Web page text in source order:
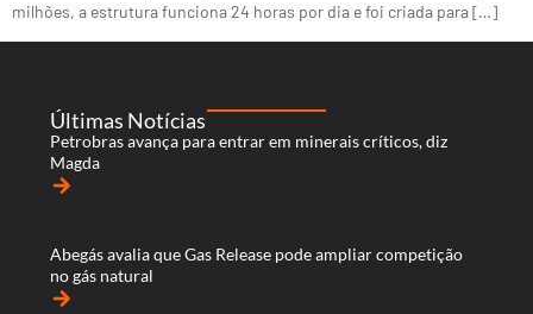
milhões, a estrutura funciona 24 horas por dia e foi criada para […]
Últimas Notícias
Petrobras avança para entrar em minerais críticos, diz
Magda
arrow_forward
Abegás avalia que Gas Release pode ampliar competição
no gás natural
arrow_forward